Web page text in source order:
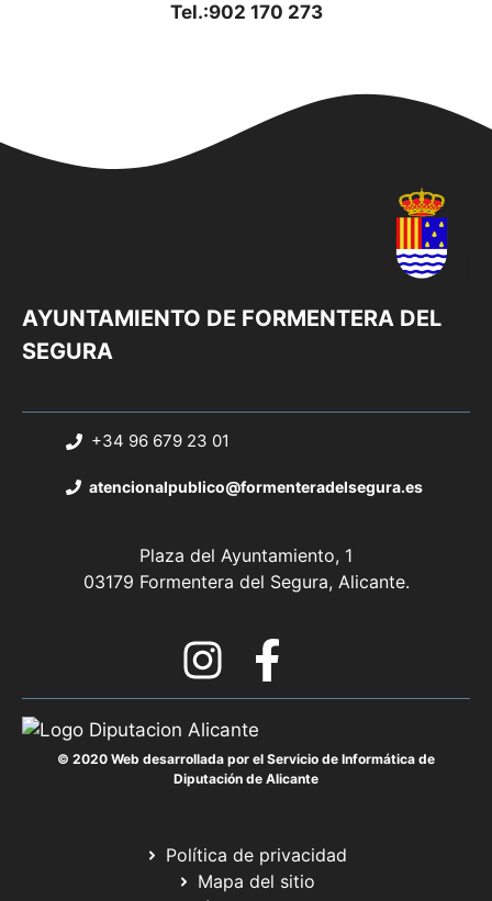
Tel.:902 170 273
AYUNTAMIENTO DE FORMENTERA DEL
SEGURA
+34 96 679 23 01
atencionalpublico@formenteradelsegura.es
Plaza del Ayuntamiento, 1
03179 Formentera del Segura, Alicante.
© 2020 Web desarrollada por el Servicio de Informática de
Diputación de Alicante
Política de privacidad
Mapa del sitio